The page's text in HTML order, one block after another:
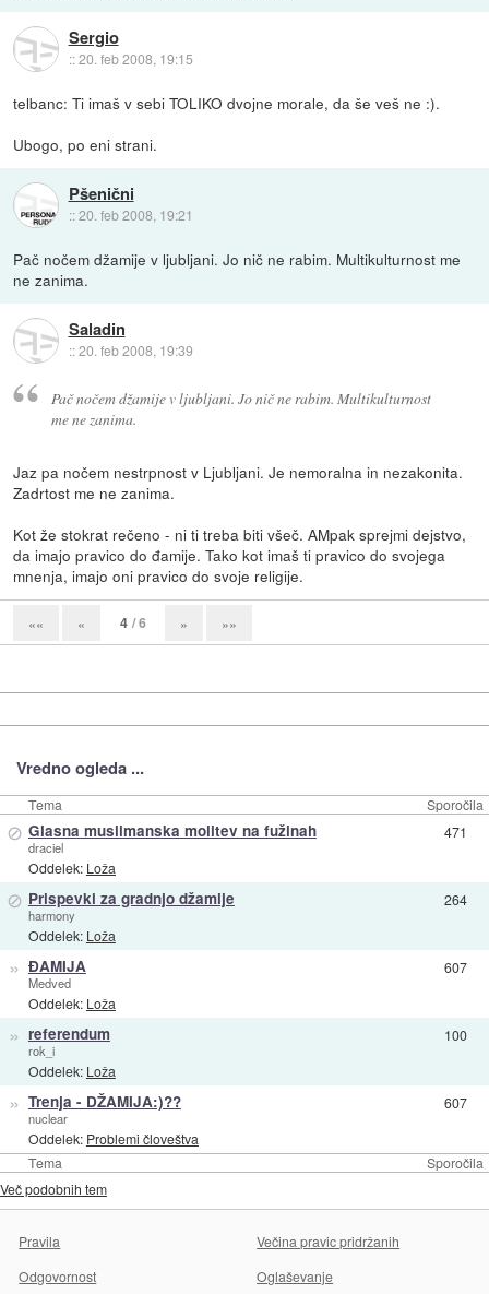
Sergio
::20. feb 2008, 19:15
telbanc: Ti imaš v sebi TOLIKO dvojne morale, da še veš ne :).
Ubogo, po eni strani.
Pšenični
::20. feb 2008, 19:21
Pač nočem džamije v ljubljani. Jo nič ne rabim. Multikulturnost me
ne zanima.
Saladin
::20. feb 2008, 19:39
Pač nočem džamije v ljubljani. Jo nič ne rabim. Multikulturnost
me ne zanima.
Jaz pa nočem nestrpnost v Ljubljani. Je nemoralna in nezakonita.
Zadrtost me ne zanima.
Kot že stokrat rečeno - ni ti treba biti všeč. AMpak sprejmi dejstvo,
da imajo pravico do đamije. Tako kot imaš ti pravico do svojega
mnenja, imajo oni pravico do svoje religije.
«« « 4 / 6 » »»
Vredno ogleda ...
Tema Sporočila
Tema Sporočila
⊘ Glasna muslimanska molitev na fužinah
draciel
Oddelek: Loža
471
⊘ Prispevki za gradnjo džamije
harmony
Oddelek: Loža
264
» ĐAMIJA
Medved
Oddelek: Loža
607
» referendum
rok_i
Oddelek: Loža
100
» Trenja - DŽAMIJA:)??
nuclear
Oddelek: Problemi človeštva
607
Več podobnih tem
Pravila
Večina pravic pridržanih
Odgovornost
Oglaševanje